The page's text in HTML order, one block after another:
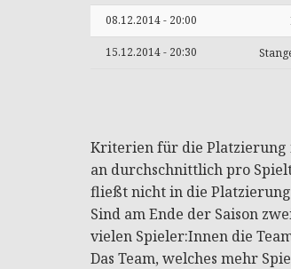
08.12.2014 - 20:00
15.12.2014 - 20:30
Kriterien für die Platzierung
an durchschnittlich pro
fließt nicht in die
Sind am Ende der Saison
vielen Spieler:Innen die
Das Team, welches mehr